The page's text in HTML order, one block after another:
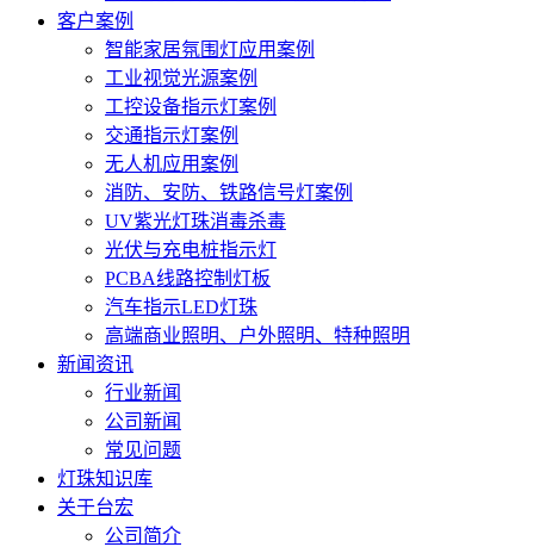
客户案例
智能家居氛围灯应用案例
工业视觉光源案例
工控设备指示灯案例
交通指示灯案例
无人机应用案例
消防、安防、铁路信号灯案例
UV紫光灯珠消毒杀毒
光伏与充电桩指示灯
PCBA线路控制灯板
汽车指示LED灯珠
高端商业照明、户外照明、特种照明
新闻资讯
行业新闻
公司新闻
常见问题
灯珠知识库
关于台宏
公司简介